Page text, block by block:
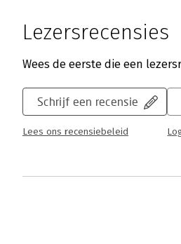
Lezersrecensies
Wees de eerste die een
Schrijf een recensie
Lees ons recensiebeleid